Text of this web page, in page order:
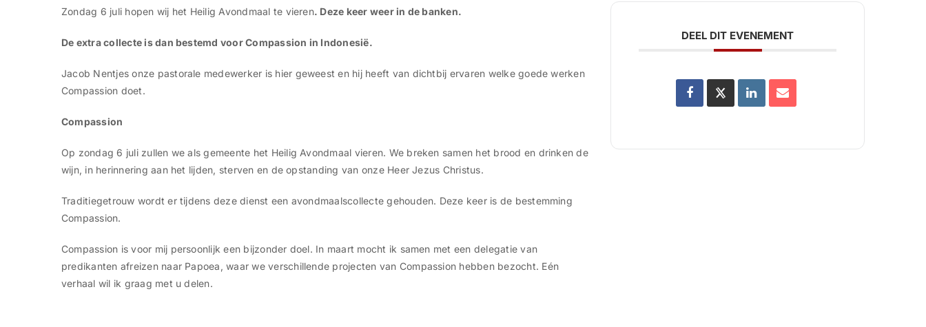
Zondag 6 juli hopen wij het Heilig Avondmaal te vieren. Deze keer weer in de banken.
De extra collecte is dan bestemd voor Compassion in Indonesië.
Jacob Nentjes onze pastorale medewerker is hier geweest en hij heeft van dichtbij ervaren welke goede werken
Compassion doet.
Compassion
Op zondag 6 juli zullen we als gemeente het Heilig Avondmaal vieren. We breken samen het brood en drinken de
wijn, in herinnering aan het lijden, sterven en de opstanding van onze Heer Jezus Christus.
Traditiegetrouw wordt er tijdens deze dienst een avondmaalscollecte gehouden. Deze keer is de bestemming
Compassion.
Compassion is voor mij persoonlijk een bijzonder doel. In maart mocht ik samen met een delegatie van
predikanten afreizen naar Papoea, waar we verschillende projecten van Compassion hebben bezocht. Eén
verhaal wil ik graag met u delen.
DEEL DIT EVENEMENT